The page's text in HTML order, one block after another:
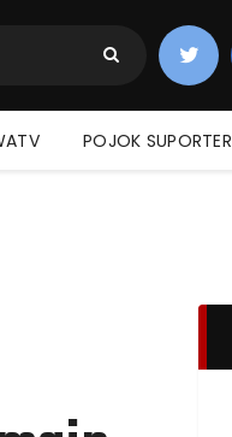
POJOK SUPORTER